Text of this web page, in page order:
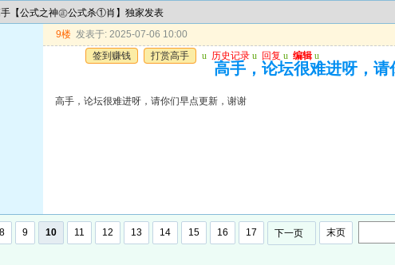
【公式之神㊣公式杀①肖】独家发表
9楼 发表于: 2025-07-06 10:00
签到赚钱
打赏高手 u 历史记录 u 回复 u 编辑 u
高手，论坛很难进呀，
高手，论坛很难进呀，请你们早点更新，谢谢
8 9 10 11 12 13 14 15 16 17 下一页 末页